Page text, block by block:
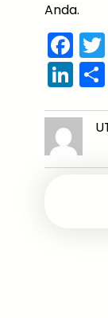
Anda.
F
a
c
e
b
o
Li
n
k
e
dI